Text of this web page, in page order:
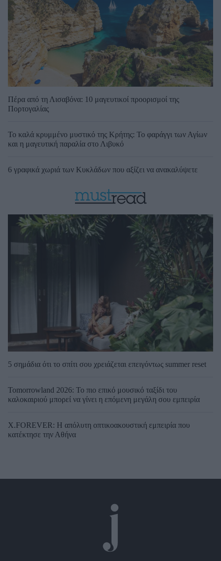
Πέρα από τη Λισαβόνα: 10 μαγευτικοί προορισμοί της
Πορτογαλίας
Το καλά κρυμμένο μυστικό της Κρήτης: Το φαράγγι των Αγίων
και η μαγευτική παραλία στο Λιβυκό
6 γραφικά χωριά των Κυκλάδων που αξίζει να ανακαλύψετε
5 σημάδια ότι το σπίτι σου χρειάζεται επειγόντως summer reset
Tomorrowland 2026: Το πιο επικό μουσικό ταξίδι του
καλοκαιριού μπορεί να γίνει η επόμενη μεγάλη σου εμπειρία
X.FOREVER: Η απόλυτη οπτικοακουστική εμπειρία που
κατέκτησε την Αθήνα